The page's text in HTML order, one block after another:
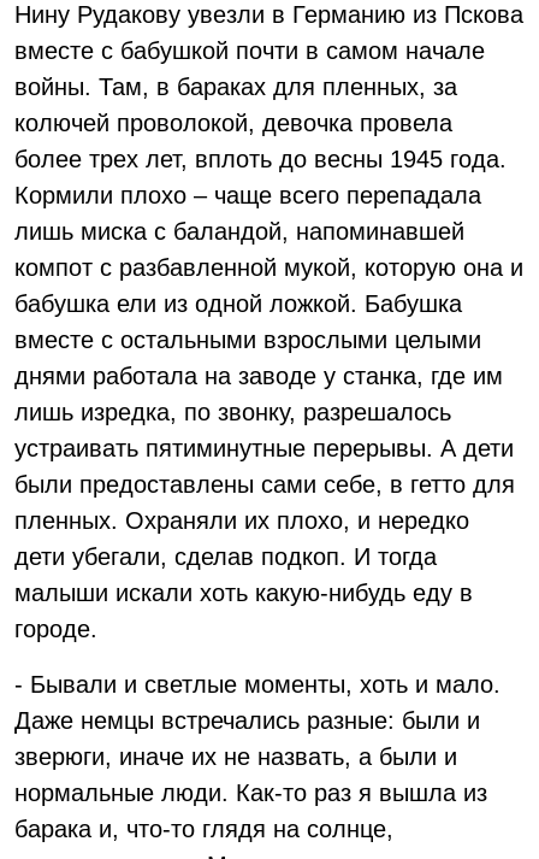
Нину Рудакову увезли в Германию из Пскова
вместе с бабушкой почти в самом начале
войны. Там, в бараках для пленных, за
колючей проволокой, девочка провела
более трех лет, вплоть до весны 1945 года.
Кормили плохо – чаще всего перепадала
лишь миска с баландой, напоминавшей
компот с разбавленной мукой, которую она и
бабушка ели из одной ложкой. Бабушка
вместе с остальными взрослыми целыми
днями работала на заводе у станка, где им
лишь изредка, по звонку, разрешалось
устраивать пятиминутные перерывы. А дети
были предоставлены сами себе, в гетто для
пленных. Охраняли их плохо, и нередко
дети убегали, сделав подкоп. И тогда
малыши искали хоть какую-нибудь еду в
городе.
- Бывали и светлые моменты, хоть и мало.
Даже немцы встречались разные: были и
зверюги, иначе их не назвать, а были и
нормальные люди. Как-то раз я вышла из
барака и, что-то глядя на солнце,